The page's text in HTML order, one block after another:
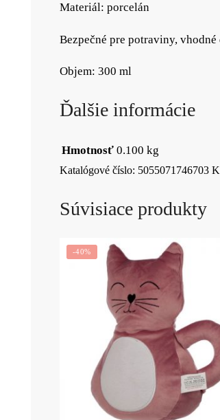
Materiál: porcelán
Bezpečné pre potraviny,
Objem: 300 ml
Ďalšie informácie
Hmotnosť 0.100 kg
Katalógové číslo: 5055071746703
Súvisiace produkty
-40%